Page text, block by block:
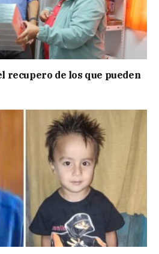
recupero de los que pueden